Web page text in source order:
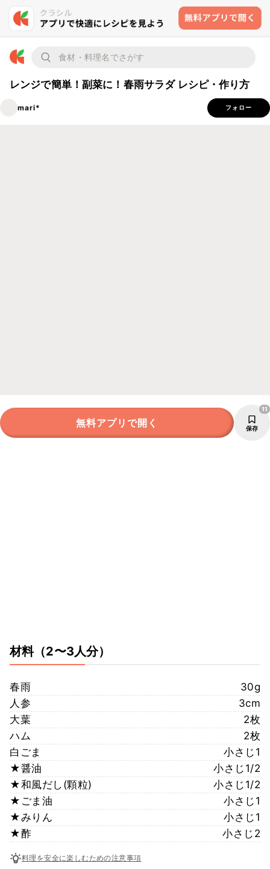
レンジで簡単！副菜に！春雨サラダ レシピ・作り方
mari* フォロー
無料アプリで開く 保存
11
材料（2〜3人分）
春雨
30g
人参
3cm
大葉
2枚
ハム
2枚
白ごま
小さじ1
★醤油
小さじ1/2
★和風だし(顆粒)
小さじ1/2
★ごま油
小さじ1
★みりん
小さじ1
★酢
小さじ2
料理を安全に楽しむための注意事項